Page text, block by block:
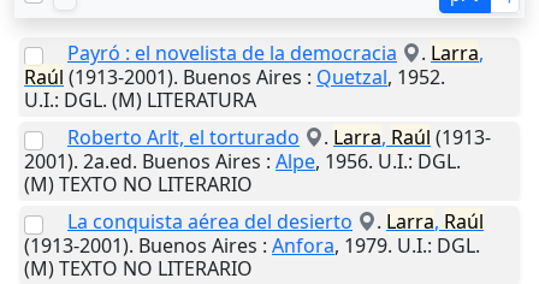
Payró : el novelista de la democracia . Larra,
Raúl (1913-2001). Buenos Aires : Quetzal, 1952.
U.I.: DGL. (M) LITERATURA
Roberto Arlt, el torturado
. Larra, Raúl (1913-
2001). 2a.ed. Buenos Aires : Alpe, 1956. U.I.: DGL.
(M) TEXTO NO LITERARIO
La conquista aérea del desierto
. Larra, Raúl
(1913-2001). Buenos Aires : Anfora, 1979. U.I.: DGL.
(M) TEXTO NO LITERARIO